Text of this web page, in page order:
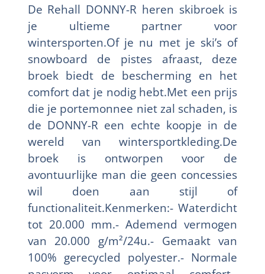
De Rehall DONNY-R heren skibroek is
je ultieme partner voor
wintersporten.Of je nu met je ski’s of
snowboard de pistes afraast, deze
broek biedt de bescherming en het
comfort dat je nodig hebt.Met een prijs
die je portemonnee niet zal schaden, is
de DONNY-R een echte koopje in de
wereld van wintersportkleding.De
broek is ontworpen voor de
avontuurlijke man die geen concessies
wil doen aan stijl of
functionaliteit.Kenmerken:- Waterdicht
tot 20.000 mm.- Ademend vermogen
van 20.000 g/m²/24u.- Gemaakt van
100% gerecycled polyester.- Normale